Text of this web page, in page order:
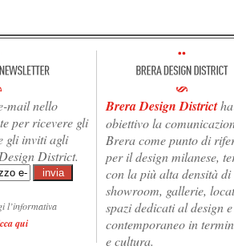
mail nello
per ricevere gli
gli inviti agli
District.
l’informativa
qui
Brera Design District
obiettivo la
Brera come punto di
per il design milanese,
con la più alta densità di
showroom, gallerie,
spazi dedicati al design
contemporaneo in
e cultura.